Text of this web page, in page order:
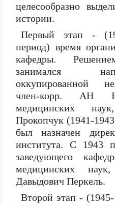
целесообразно
истории.
Первый этап -
период) время
кафедры.
занимался
оккупированной
член-корр. АН
медицинских
Прокопчук (1941-
был назначен
института. С 1943
заведующего
медицинских
Давыдович Перкель.
Второй этап -